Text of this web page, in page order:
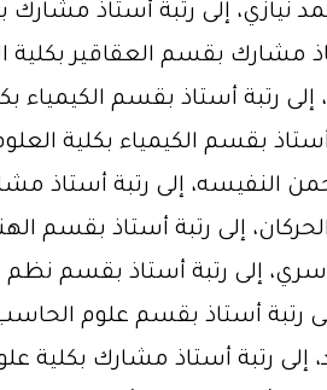
نيازي، إلى رتبة أستاذ
مشارك بقسم العقاقير بكلية
إلى رتبة أستاذ بقسم الكيمياء
بقسم الكيمياء بكلية
النفيسه، إلى رتبة أستاذ
إلى رتبة أستاذ بقسم
إلى رتبة أستاذ بقسم
رتبة أستاذ بقسم علوم
رتبة أستاذ مشارك بكلية